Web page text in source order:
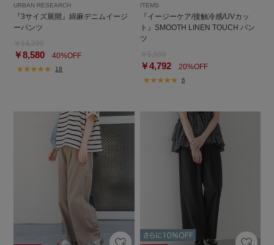
URBAN RESEARCH
『3サイズ展開』綿麻デニムイージ
ーパンツ
￥8,580 40%OFF
18
ITEMS
『イージーケア/接触冷感/UVカッ
ト』SMOOTH LINEN TOUCH パン
ツ
￥4,79220%OFF
6